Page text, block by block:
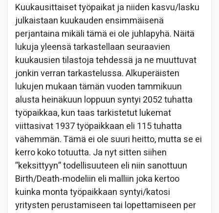
Kuukausittaiset työpaikat ja niiden kasvu/lasku
julkaistaan kuukauden ensimmäisenä
perjantaina mikäli tämä ei ole juhlapyhä. Näitä
lukuja yleensä tarkastellaan seuraavien
kuukausien tilastoja tehdessä ja ne muuttuvat
jonkin verran tarkastelussa. Alkuperäisten
lukujen mukaan tämän vuoden tammikuun
alusta heinäkuun loppuun syntyi 2052 tuhatta
työpaikkaa, kun taas tarkistetut lukemat
viittasivat 1937 työpaikkaan eli 115 tuhatta
vähemmän. Tämä ei ole suuri heitto, mutta se ei
kerro koko totuutta. Ja nyt sitten siihen
”keksittyyn” todellisuuteen eli niin sanottuun
Birth/Death-modeliin eli malliin joka kertoo
kuinka monta työpaikkaan syntyi/katosi
yritysten perustamiseen tai lopettamiseen per